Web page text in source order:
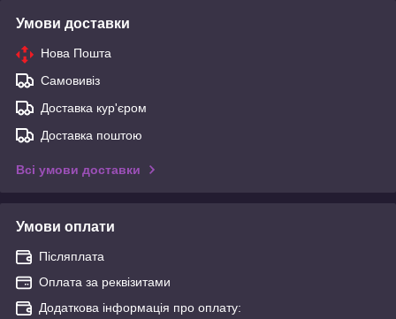
Умови доставки
Нова Пошта
Самовивіз
Доставка кур'єром
Доставка поштою
Всі умови доставки
Умови оплати
Післяплата
Оплата за реквізитами
Додаткова інформація про оплату: